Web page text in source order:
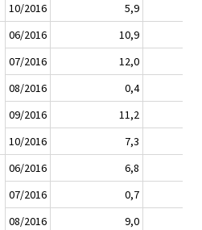
10/2016
5,9
06/2016
10,9
07/2016
12,0
08/2016
0,4
09/2016
11,2
10/2016
7,3
06/2016
6,8
07/2016
0,7
08/2016
9,0